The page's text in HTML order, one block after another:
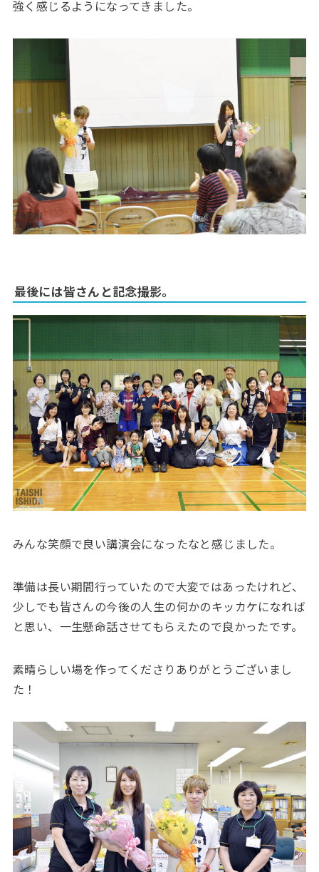
強く感じるようになってきました。
最後には皆さんと記念撮影。
みんな笑顔で良い講演会になったなと感じました。
準備は長い期間行っていたので大変ではあったけれど、
少しでも皆さんの今後の人生の何かのキッカケになれば
と思い、一生懸命話させてもらえたので良かったです。
素晴らしい場を作ってくださりありがとうございまし
た！